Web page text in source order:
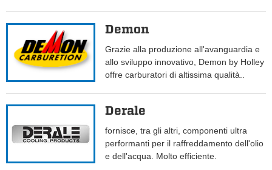
Demon
Grazie alla produzione all'avanguardia e
allo sviluppo innovativo, Demon by Holley
offre carburatori di altissima qualità..
Derale
fornisce, tra gli altri, componenti ultra
performanti per il raffreddamento dell'olio
e dell'acqua. Molto efficiente.